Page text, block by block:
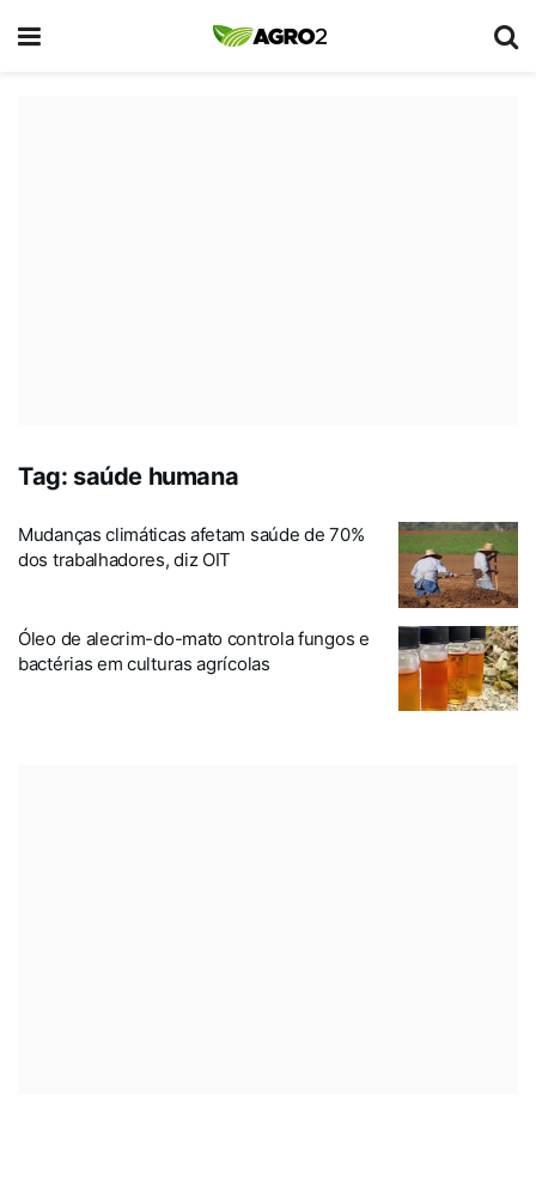
Tag: saúde humana
Mudanças climáticas afetam saúde de 70%
dos trabalhadores, diz OIT
Óleo de alecrim-do-mato controla fungos e
bactérias em culturas agrícolas